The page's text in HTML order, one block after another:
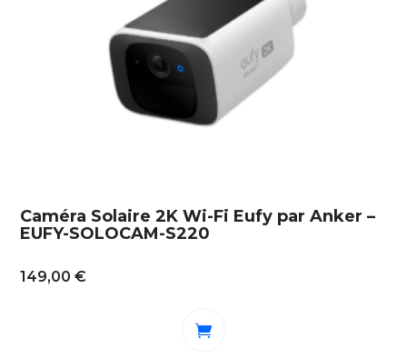
Caméra Solaire 2K Wi-Fi Eufy par Anker –
EUFY-SOLOCAM-S220
149,00€